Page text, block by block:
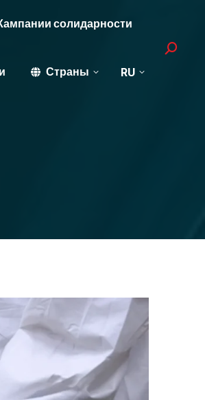
солидарности
Страны RU
Search: